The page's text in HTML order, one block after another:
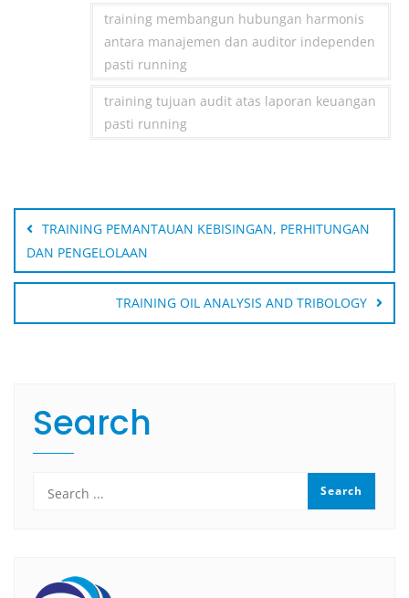
training membangun hubungan harmonis
antara manajemen dan auditor independen
pasti running
training tujuan audit atas laporan keuangan
pasti running
Post
navigation
TRAINING PEMANTAUAN KEBISINGAN, PERHITUNGAN
DAN PENGELOLAAN
TRAINING OIL ANALYSIS AND TRIBOLOGY
Search